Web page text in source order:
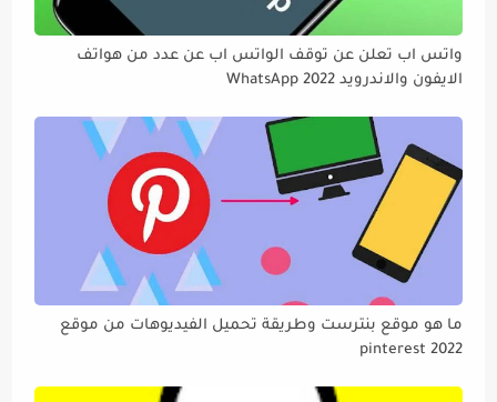
واتس اب تعلن عن توقف الواتس اب عن عدد من هواتف
الايفون والاندرويد WhatsApp 2022
ما هو موقع بنترست وطريقة تحميل الفيديوهات من موقع
pinterest 2022